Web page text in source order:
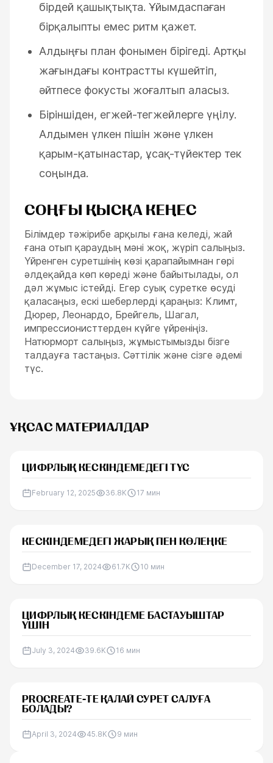
бірдей қашықтықта. Ұйымдаспаған
бірқалыпты емес ритм қажет.
Алдыңғы план фонымен бірігеді. Артқы
жағындағы контрастты күшейтіп,
әйтпесе фокусты жоғалтып аласыз.
Біріншіден, егжей-тегжейлерге үңілу.
Алдымен үлкен пішін және үлкен
қарым-қатынастар, ұсақ-түйектер тек
соңында.
СОҢҒЫ ҚЫСҚА КЕҢЕС
Білімдер тәжірибе арқылы ғана келеді, жай
ғана отып қараудың мәні жоқ, жүріп салыңыз.
Үйренген суретшінің көзі қарапайымнан гөрі
әлдеқайда көп көреді және байытылады, ол
дәл жұмыс істейді. Егер суық суретке өсуді
қаласаңыз, ескі шеберлерді қараңыз: Климт,
Дюрер, Леонардо, Брейгель, Шагал,
импрессионисттерден күйге үйреніңіз.
Натюрморт салыңыз, жұмыстымызды бізге
талдауға тастаңыз. Сәттілік және сізге әдемі
түс.
ҰҚСАС МАТЕРИАЛДАР
ЦИФРЛЫҚ КЕСКІНДЕМЕДЕГІ ТҮС
February 12, 2025 36.8K 17 мин
КЕСКІНДЕМЕДЕГІ ЖАРЫҚ ПЕН КӨЛЕҢКЕ
December 17, 2024 61.7K 10 мин
ЦИФРЛЫҚ КЕСКІНДЕМЕ БАСТАУЫШТАР
ҮШІН
July 3, 2024 39.6K 16 мин
PROCREATE-ТЕ ҚАЛАЙ СУРЕТ САЛУҒА
БОЛАДЫ?
April 3, 2024 45.8K 9 мин